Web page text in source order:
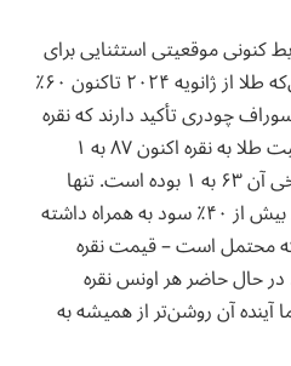
کنونی موقعیتی استثنایی برای
فراهم کرده است. در حالی‌که طلا از ژانویه ۲۰۲۴ تاکنون ۶۰٪
چودری تأکید دارند که نقره
توان جهش واقعی را دارد. نسبت طلا به نقره اکنون ۸۷ به ۱
است، درحالی‌که میانگین تاریخی آن ۶۳ به ۱ بوده است. تنها
بازگشت به این سطح می‌تواند بیش از ۴۰٪ سود به همراه داشته
که محتمل است – قیمت نقره
۵ برابر شود. در حال حاضر هر اونس نقره
اما آینده آن روشن‌تر از همیشه به